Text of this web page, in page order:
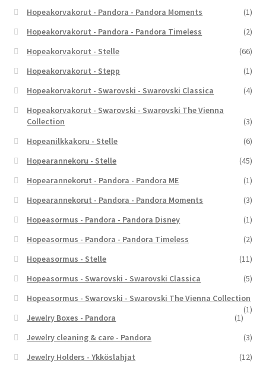
Hopeakorvakorut - Pandora - Pandora Moments
(1)
Hopeakorvakorut - Pandora - Pandora Timeless
(2)
Hopeakorvakorut - Stelle
(66)
Hopeakorvakorut - Stepp
(1)
Hopeakorvakorut - Swarovski - Swarovski Classica
(4)
Hopeakorvakorut - Swarovski - Swarovski The Vienna
Collection
(3)
Hopeanilkkakoru - Stelle
(6)
Hopearannekoru - Stelle
(45)
Hopearannekorut - Pandora - Pandora ME
(1)
Hopearannekorut - Pandora - Pandora Moments
(3)
Hopeasormus - Pandora - Pandora Disney
(1)
Hopeasormus - Pandora - Pandora Timeless
(2)
Hopeasormus - Stelle
(11)
Hopeasormus - Swarovski - Swarovski Classica
(5)
Hopeasormus - Swarovski - Swarovski The Vienna Collection
(1)
Jewelry Boxes - Pandora
(1)
Jewelry cleaning & care - Pandora
(3)
Jewelry Holders - Ykköslahjat
(12)